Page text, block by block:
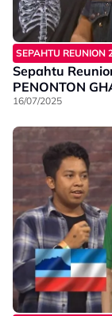
SEPAHTU REUNION
Sepahtu
PENONTON
16/07/2025